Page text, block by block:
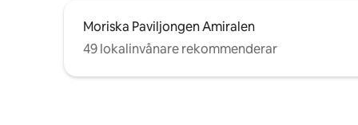
Moriska Paviljongen Amiralen
49 lokalinvånare rekommenderar